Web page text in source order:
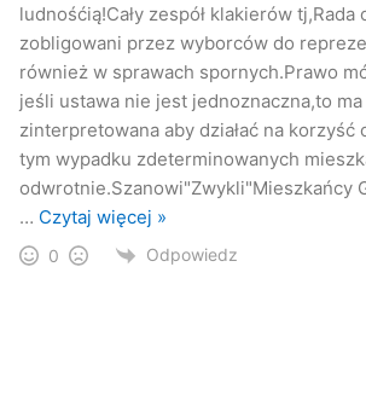
Ministerstwo wyjaśnia…
Obecny na spotkaniu Radny Rady
Czeluśniak, który na prośbę
uczestniczył w mediacjach pomiędzy
pytał Wójta Pankiewicza m.in. o opinię
rzeczywiście nie ma jeszcze odpowiedzi.
ludnośćią!Cały zespół klakierów tj,Rada
zobligowani przez wyborców do
również w sprawach spornych.Prawo
jeśli ustawa nie jest jednoznaczna,to
zinterpretowana aby działać na korzyść
tym wypadku zdeterminowanych
odwrotnie.Szanowi"Zwykli"Mieszkańcy
… Czytaj więcej »
0 Odpowiedz